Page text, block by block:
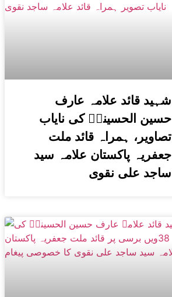
شہید قائد علامہ عارف
حسین الحسینیؒ کی نایاب
تصاویر، ہمراہ قائد ملت
جعفریہ پاکستان علامہ سید
ساجد علی نقوی